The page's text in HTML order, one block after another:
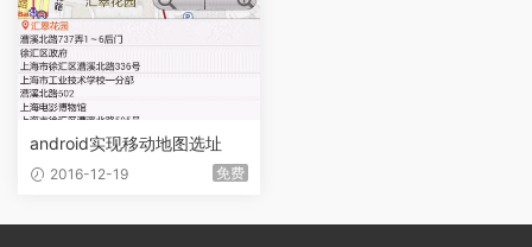
android实现移动地图选址
2016-12-19 免费